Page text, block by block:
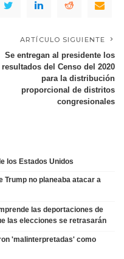
ARTÍCULO SIGUIENTE
Se entregan al presidente los
resultados del Censo del 2020
para la distribución
proporcional de distritos
congresionales
los Estados Unidos
Trump no planeaba atacar a
las deportaciones de
las elecciones se retrasarán
'malinterpretadas' como